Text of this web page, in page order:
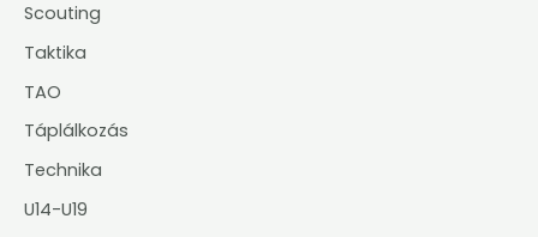
Scouting
Taktika
TAO
Táplálkozás
Technika
U14-U19